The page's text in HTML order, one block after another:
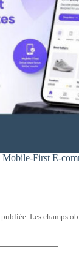
First E-
Les champs